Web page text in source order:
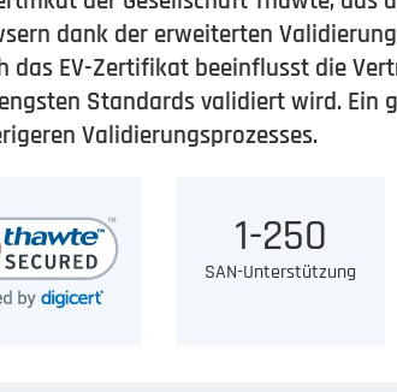
dank der erweiterten
das EV-Zertifikat beeinflusst die
Standards validiert wird. Ein
Validierungsprozesses.
1-250
SAN-Unterstützung